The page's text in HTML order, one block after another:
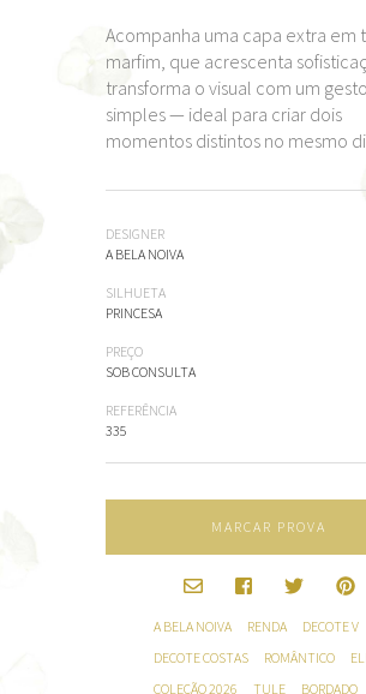
Acompanha uma capa extra em
marfim, que acrescenta
transforma o visual com um gesto
simples — ideal para criar dois
momentos distintos no mesmo
DESIGNER
A BELA NOIVA
SILHUETA
PRINCESA
PREÇO
SOB CONSULTA
REFERÊNCIA
335
MARCAR PROVA
A BELA NOIVA RENDA
DECOTE V
DECOTE COSTAS
ROMÂNTICO
COLEÇÃO 2026
TULE BORDADO